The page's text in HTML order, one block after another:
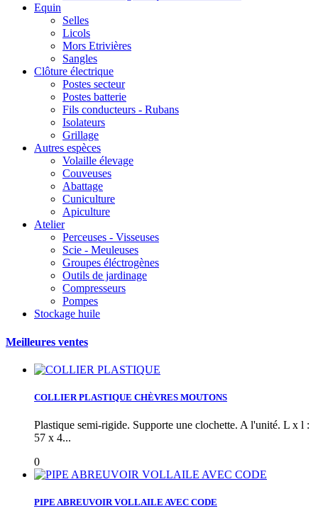
Equin
Selles
Licols
Mors Etrivières
Sangles
Clôture électrique
Postes secteur
Postes batterie
Fils conducteurs - Rubans
Isolateurs
Grillage
Autres espèces
Volaille élevage
Couveuses
Abattage
Cuniculture
Apiculture
Atelier
Perceuses - Visseuses
Scie - Meuleuses
Groupes éléctrogènes
Outils de jardinage
Compresseurs
Pompes
Stockage huile
Meilleures ventes
COLLIER PLASTIQUE CHÈVRES MOUTONS
Plastique semi-rigide. Supporte une clochette. A l'unité. L x l :
57 x 4...
0
PIPE ABREUVOIR VOLLAILE AVEC CODE